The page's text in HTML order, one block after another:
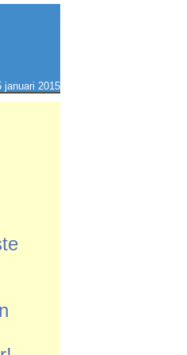
januari 2015